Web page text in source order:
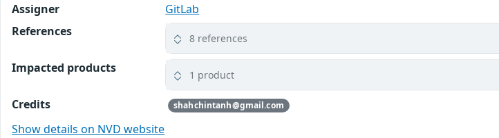
Assigner
GitLab
References
8 references
Impacted products 1 product
Credits shahchintanh@gmail.com
Show details on NVD website